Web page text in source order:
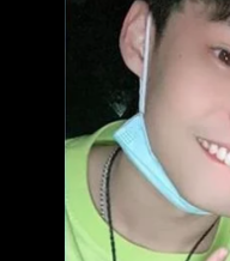
「鎖綠鴉」今（